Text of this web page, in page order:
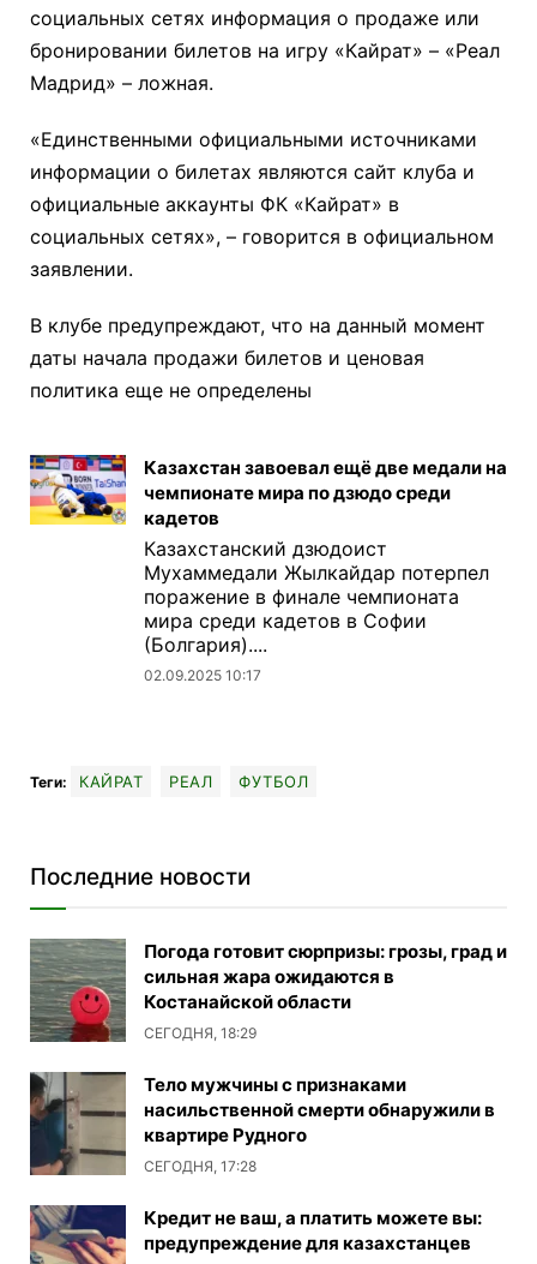
социальных сетях информация о продаже или
бронировании билетов на игру «Кайрат» – «Реал
Мадрид» – ложная.
«Единственными официальными источниками
информации о билетах являются сайт клуба и
официальные аккаунты ФК «Кайрат» в
социальных сетях», – говорится в официальном
заявлении.
В клубе предупреждают, что на данный момент
даты начала продажи билетов и ценовая
политика еще не определены
Казахстан завоевал ещё две медали на
чемпионате мира по дзюдо среди
кадетов
Казахстанский дзюдоист
Мухаммедали Жылкайдар потерпел
поражение в финале чемпионата
мира среди кадетов в Софии
(Болгария)....
02.09.2025 10:17
Теги: КАЙРАТ РЕАЛ ФУТБОЛ
Последние новости
Погода готовит сюрпризы: грозы, град и
сильная жара ожидаются в
Костанайской области
СЕГОДНЯ, 18:29
Тело мужчины с признаками
насильственной смерти обнаружили в
квартире Рудного
СЕГОДНЯ, 17:28
Кредит не ваш, а платить можете вы:
предупреждение для казахстанцев